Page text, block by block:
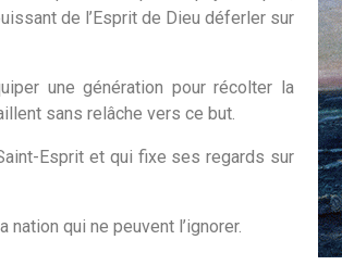
de l’Esprit de Dieu déferler sur
une génération pour récolter la
sans relâche vers ce but.
Esprit et qui fixe ses regards sur
qui ne peuvent l’ignorer.